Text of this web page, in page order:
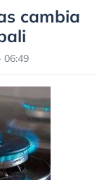
cambia
06:49